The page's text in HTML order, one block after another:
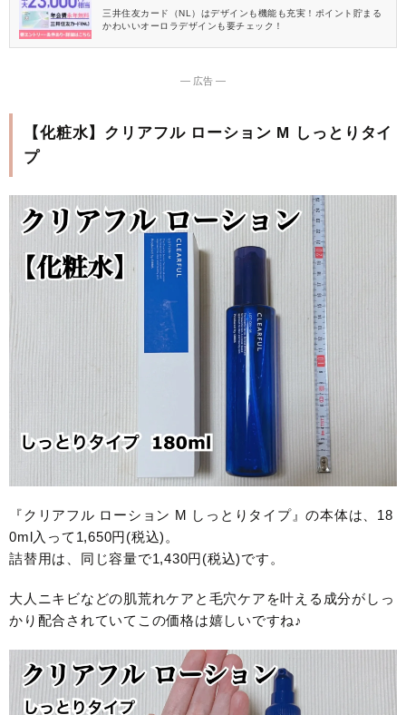
三井住友カード（NL）はデザインも機能も充実！ポイント貯まる
かわいいオーロラデザインも要チェック！
― 広告 ―
【化粧水】クリアフル ローション M しっとりタイ
プ
『クリアフル ローション M しっとりタイプ』の本体は、18
0ml入って1,650円(税込)。
詰替用は、同じ容量で1,430円(税込)です。
大人ニキビなどの肌荒れケアと毛穴ケアを叶える成分がしっ
かり配合されていてこの価格は嬉しいですね♪